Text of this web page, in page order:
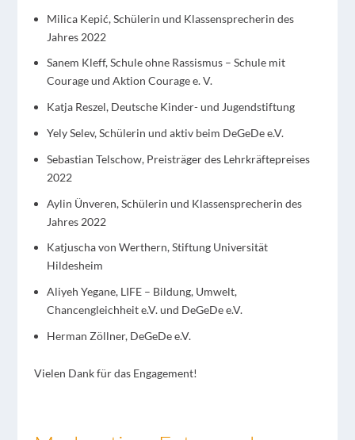
Milica Kepić, Schülerin und Klassensprecherin des
Jahres 2022
Sanem Kleff, Schule ohne Rassismus – Schule mit
Courage und Aktion Courage e. V.
Katja Reszel, Deutsche Kinder- und Jugendstiftung
Yely Selev, Schülerin und aktiv beim DeGeDe e.V.
Sebastian Telschow, Preisträger des Lehrkräftepreises
2022
Aylin Ünveren, Schülerin und Klassensprecherin des
Jahres 2022
Katjuscha von Werthern, Stiftung Universität
Hildesheim
Aliyeh Yegane, LIFE – Bildung, Umwelt,
Chancengleichheit e.V. und DeGeDe e.V.
Herman Zöllner, DeGeDe e.V.
Vielen Dank für das Engagement!